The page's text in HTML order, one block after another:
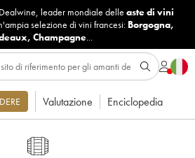
leader mondiale delle aste di vini
selezione di vini francesi: Borgogna,
, Champagne...
Valutazione Enciclopedia